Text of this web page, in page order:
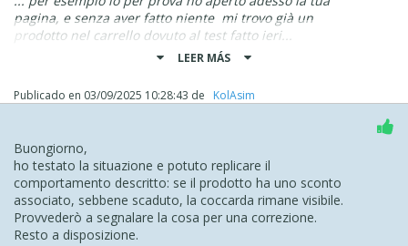
pagina, e senza aver fatto niente mi trovo già un
prodotto nel carrello dovuto al test fatto ieri...
... secondo la mia idea questo pseudo inconveniente si
si potrebbe proseguire in questo senso, e nel caso
consigliarti meglio nel merito di quanto hai esposto...
.
ciao
.
LEER MÁS
Publicado en 03/09/2025 10:28:43 de ‪ KolAsim ‪ ‪
Buongiorno,
ho testato la situazione e potuto replicare il
comportamento descritto: se il prodotto ha uno sconto
associato, sebbene scaduto, la coccarda rimane visibile.
Provvederò a segnalare la cosa per una correzione.
Resto a disposizione.